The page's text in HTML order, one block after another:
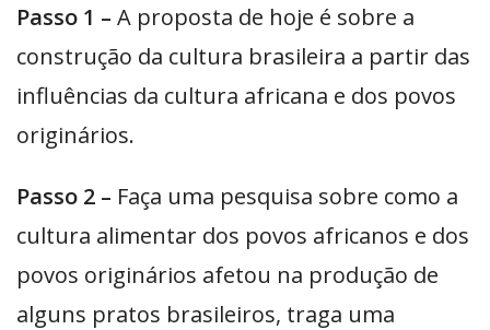
Passo 1 – A proposta de hoje é sobre a
construção da cultura brasileira a partir das
influências da cultura africana e dos povos
originários.
Passo 2 – Faça uma pesquisa sobre como a
cultura alimentar dos povos africanos e dos
povos originários afetou na produção de
alguns pratos brasileiros, traga uma